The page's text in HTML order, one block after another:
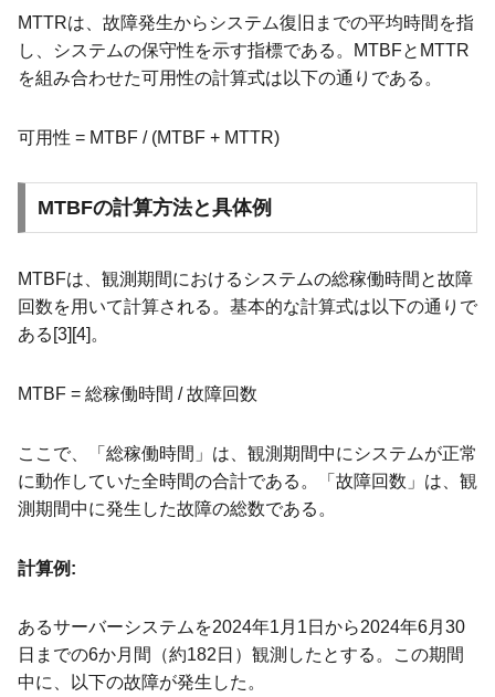
MTTRは、故障発生からシステム復旧までの平均時間を指
し、システムの保守性を示す指標である。MTBFとMTTR
を組み合わせた可用性の計算式は以下の通りである。
可用性 = MTBF / (MTBF + MTTR)
MTBFの計算方法と具体例
MTBFは、観測期間におけるシステムの総稼働時間と故障
回数を用いて計算される。基本的な計算式は以下の通りで
ある[3][4]。
MTBF = 総稼働時間 / 故障回数
ここで、「総稼働時間」は、観測期間中にシステムが正常
に動作していた全時間の合計である。「故障回数」は、観
測期間中に発生した故障の総数である。
計算例:
あるサーバーシステムを2024年1月1日から2024年6月30
日までの6か月間（約182日）観測したとする。この期間
中に、以下の故障が発生した。